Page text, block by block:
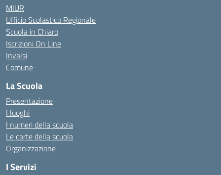
MIUR
Ufficio Scolastico Regionale
Scuola in Chiaro
Iscrizioni On Line
Invalsi
Comune
La Scuola
Presentazione
I luoghi
I numeri della scuola
Le carte della scuola
Organizzazione
I Servizi